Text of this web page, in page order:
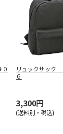
リュックサック
６
3,300円
(送料別・税込)